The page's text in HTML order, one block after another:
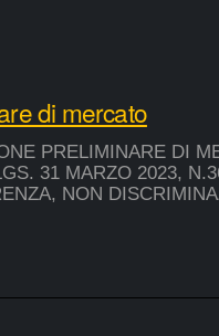
di mercato
PRELIMINARE DI
31 MARZO 2023,
NON